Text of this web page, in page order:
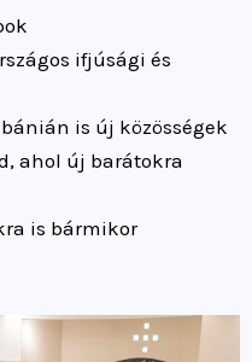
ifjúsági és
is új közösségek
ahol új barátokra
is bármikor